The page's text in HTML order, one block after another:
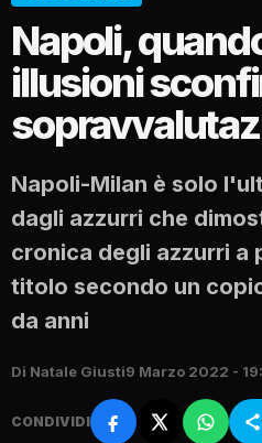
Napoli,
illusioni
Napoli-Milan è solo
dagli azzurri che
cronica degli azzurri a
titolo secondo un
da anni
Di Natale Giusti9 Marzo 2022 -
CONDIVIDI